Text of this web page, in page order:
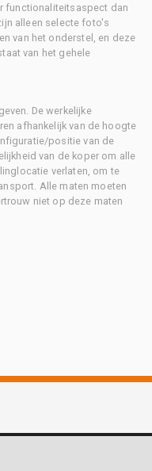
functionaliteitsaspect dan
alleen selecte foto's
van het onderstel, en deze
van het gehele
De werkelijke
afhankelijk van de hoogte
positie van de
van de koper om alle
verlaten, om te
Alle maten moeten
niet op deze maten